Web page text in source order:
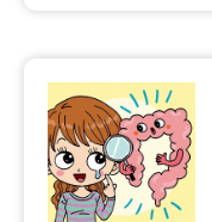
お支払いサイト
特定商取引表記